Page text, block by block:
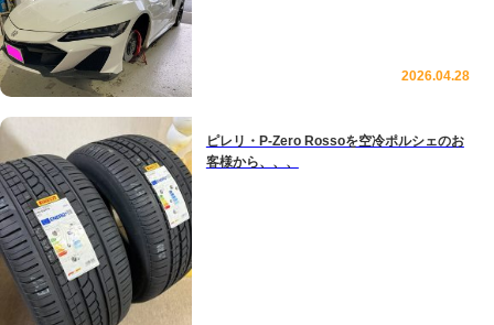
2026.04.28
ピレリ・P-Zero Rossoを空冷ポルシェのお
客様から、、、